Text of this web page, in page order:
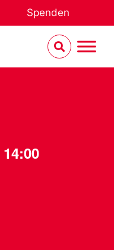
Spenden
14:00